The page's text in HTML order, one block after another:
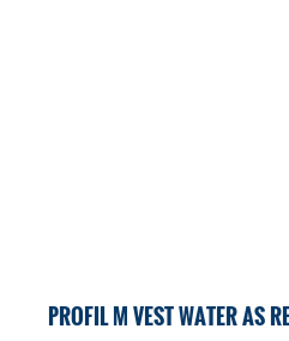
PROFIL M VEST WATER AS